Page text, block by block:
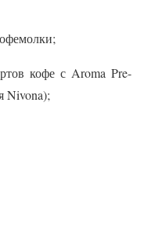
кофе с Aroma Pre-
Nivona);